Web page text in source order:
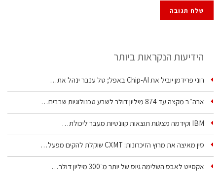
הידיעות הנקראות ביותר
רוני פרידמן יוביל את Chip‑AI באפל; טל ענבר ינהל את…
ארה״ב מקצה עד 874 מיליון דולר לשבע טכנולוגיות שבבים…
IBM וקידמה מציגות תוצאות קוונטיות מעבר ליכולת…
סין מאיצה את מרוץ הזיכרונות: CXMT שוקלת להקים מפעל…
אקסייט לאבס השלימה גיוס של יותר מ־300 מיליון דולר…